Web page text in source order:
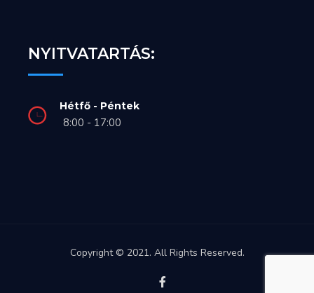
NYITVATARTÁS:
Hétfő - Péntek
8:00 - 17:00
Copyright © 2021. All Rights Reserved.